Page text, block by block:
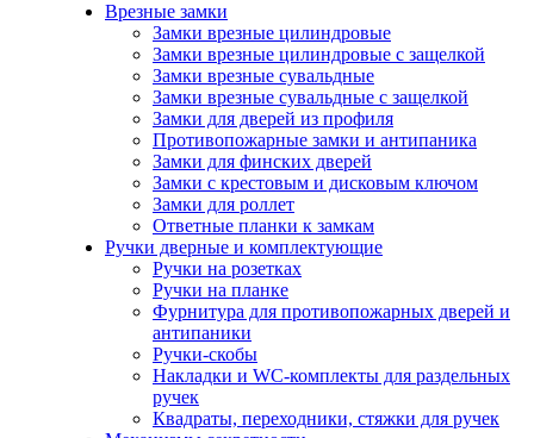
Врезные замки
Замки врезные цилиндровые
Замки врезные цилиндровые с защелкой
Замки врезные сувальдные
Замки врезные сувальдные с защелкой
Замки для дверей из профиля
Противопожарные замки и антипаника
Замки для финских дверей
Замки с крестовым и дисковым ключом
Замки для роллет
Ответные планки к замкам
Ручки дверные и комплектующие
Ручки на розетках
Ручки на планке
Фурнитура для противопожарных дверей и
антипаники
Ручки-скобы
Накладки и WC-комплекты для раздельных
ручек
Квадраты, переходники, стяжки для ручек